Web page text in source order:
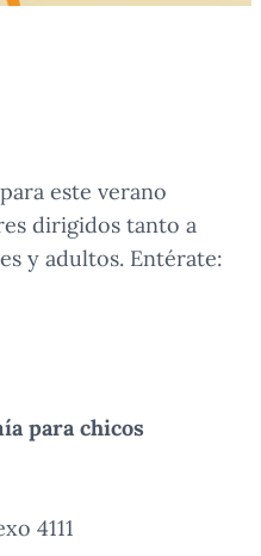
este verano
dirigidos tanto a
y adultos. Entérate:
para chicos
4111